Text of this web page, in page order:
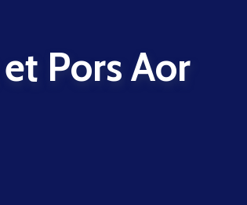
Pors Aor